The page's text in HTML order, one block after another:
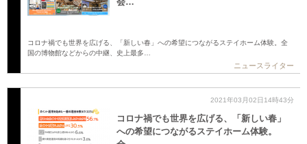
コロナ禍でも世界を広げる、「新しい春」への希望につながるステイホーム体験。全
国の博物館などからの中継、史上最多…
ニュースライター
2021年03月02日14時43分
コロナ禍でも世界を広げる、「新しい春」
への希望につながるステイホーム体験。